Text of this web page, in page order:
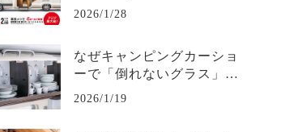
ンピングカーショー2026へ
2026/1/28
なぜキャンピングカーショ
ーで「倒れないグラス」を
伝えるのか
2026/1/19